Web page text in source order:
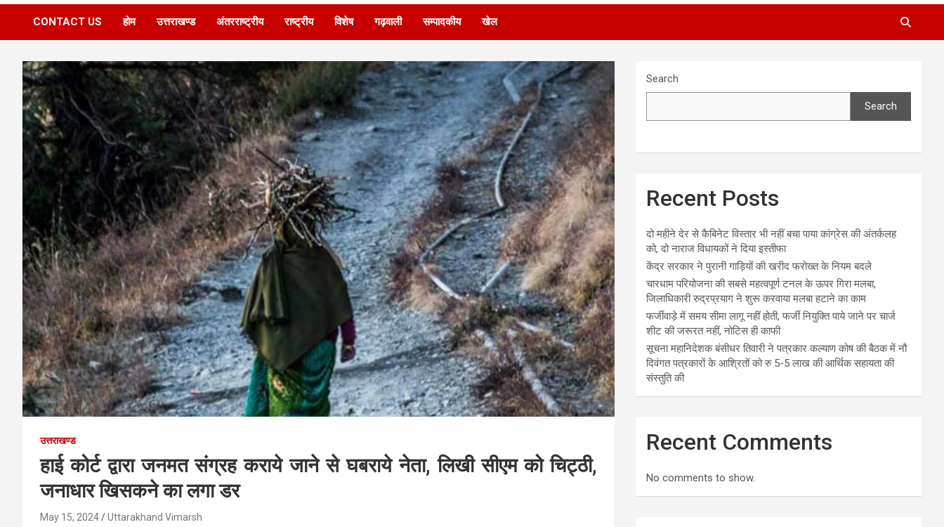
CONTACT US होम उत्तराखण्ड अंतरराष्ट्रीय राष्ट्रीय विशेष गढ़वाली सम्पादकीय खेल
उत्तराखण्ड
हाई कोर्ट द्वारा जनमत संग्रह कराये जाने से घबराये नेता, लिखी सीएम को चिट्ठी,
जनाधार खिसकने का लगा डर
May 15, 2024 Uttarakhand Vimarsh
Search
Search
Recent Posts
दो महीने देर से कैबिनेट विस्तार भी नहीं बचा पाया कांग्रेस की अंतर्कलह
को, दो नाराज विधायकों ने दिया इस्तीफा
केंद्र सरकार ने पुरानी गाड़ियों की खरीद फरोख्त के नियम बदले
चारधाम परियोजना की सबसे महत्वपूर्ण टनल के ऊपर गिरा मलबा,
जिलाधिकारी रुद्रप्रयाग ने शुरू करवाया मलबा हटाने का काम
फर्जीवाड़े में समय सीमा लागू नहीं होती, फर्जी नियुक्ति पाये जाने पर चार्ज
शीट की जरूरत नहीं, नोटिस ही काफी
सूचना महानिदेशक बंसीधर तिवारी ने पत्रकार कल्याण कोष की बैठक में नौ
दिवंगत पत्रकारों के आश्रितों को रु 5-5 लाख की आर्थिक सहायता की
संस्तुति की
Recent Comments
No comments to show.